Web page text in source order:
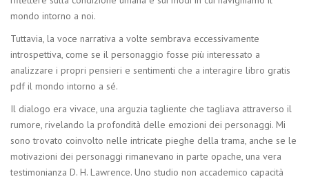
mondo intorno a noi.
Tuttavia, la voce narrativa a volte sembrava eccessivamente
introspettiva, come se il personaggio fosse più interessato a
analizzare i propri pensieri e sentimenti che a interagire libro gratis
pdf il mondo intorno a sé.
Il dialogo era vivace, una arguzia tagliente che tagliava attraverso il
rumore, rivelando la profondità delle emozioni dei personaggi. Mi
sono trovato coinvolto nelle intricate pieghe della trama, anche se le
motivazioni dei personaggi rimanevano in parte opache, una vera
testimonianza D. H. Lawrence. Uno studio non accademico capacità